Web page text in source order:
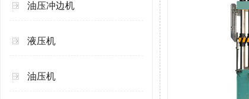
油压冲边机
液压机
油压机